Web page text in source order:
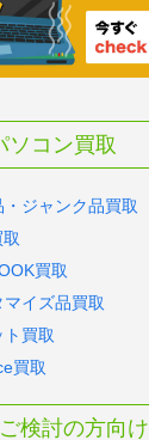
ソコン買取
・ジャンク品買取
買取
マイズ品買取
ト買取
買取
検討の方向け